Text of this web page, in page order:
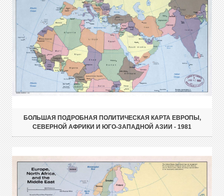
БОЛЬШАЯ ПОДРОБНАЯ ПОЛИТИЧЕСКАЯ КАРТА ЕВРОПЫ,
СЕВЕРНОЙ АФРИКИ И ЮГО-ЗАПАДНОЙ АЗИИ - 1981